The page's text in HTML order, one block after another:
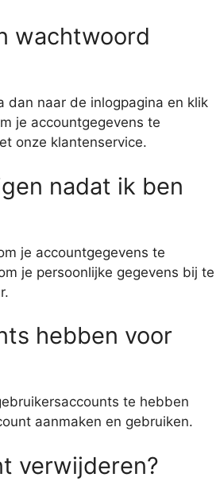
wachtwoord
naar de inlogpagina en klik
je accountgegevens te
onze klantenservice.
nadat ik ben
je accountgegevens te
je persoonlijke gegevens bij te
hebben voor
te hebben
aanmaken en gebruiken.
verwijderen?